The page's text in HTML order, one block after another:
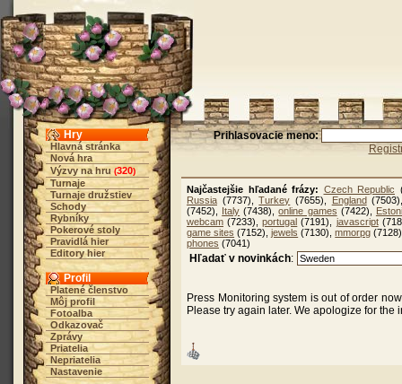
Hry
Hlavná stránka
Nová hra
Výzvy na hru (320)
Turnaje
Turnaje družstiev
Schody
Rybníky
Pokerové stoly
Pravidlá hier
Editory hier
Profil
Platené členstvo
Môj profil
Fotoalba
Odkazovač
Zprávy
Priatelia
Nepriatelia
Nastavenie
Prihlasovacie meno:
Najčastejšie hľadané frázy: Czech Republic
Russia (7737),Turkey (7655), England
(7452), Italy (7438),online games (7422),
webcam (7233),portugal (7191), javascript
game sites (7152),jewels (7130),mmorpg
phones (7041)
Hľadať v novinkách:
Press Monitoring system is out of order
Please try again later. We apologize for the